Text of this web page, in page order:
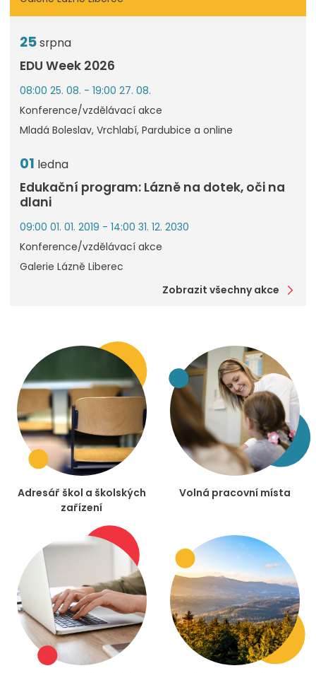
25srpna
EDU Week 2026
08:00 25. 08. - 19:00 27. 08.
Konference/vzdělávací akce
Mladá Boleslav, Vrchlabí, Pardubice a online
01 ledna
Edukační program: Lázně na dotek, oči na
dlani
09:00 01. 01. 2019 - 14:00 31. 12. 2030
Konference/vzdělávací akce
Galerie Lázně Liberec
Zobrazit všechny akce
Adresář škol a školských
zařízení
Volná pracovní místa